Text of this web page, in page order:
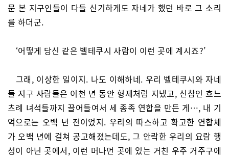
문 본 지구인들이 다들 신기하게도 자네가 했던 바로 그 소리
를 하더군.
‘어떻게 당신 같은 벨테쿠시 사람이 이런 곳에 계시죠?’
그래, 이상한 일이지. 나도 이해하네. 우리 벨테쿠시와 자네
들 지구 사람들은 이천 년 동안 형제처럼 지냈고, 신참인 흐느
츠례 녀석들까지 끌어들여서 세 종족 연합을 만든 게…, 내 기
억으로는 오백 년 전이었지. 우리의 따스하고 확고한 연합체
가 오백 년에 걸쳐 공고해졌는데도, 그 안락한 우리의 요람 행
성이 아닌 곳에서, 이런 머나먼 곳에 있는 거친 우주 거주구에